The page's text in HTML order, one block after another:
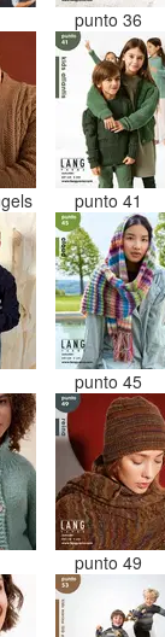
punto 36
punto 41
punto 45
punto 49